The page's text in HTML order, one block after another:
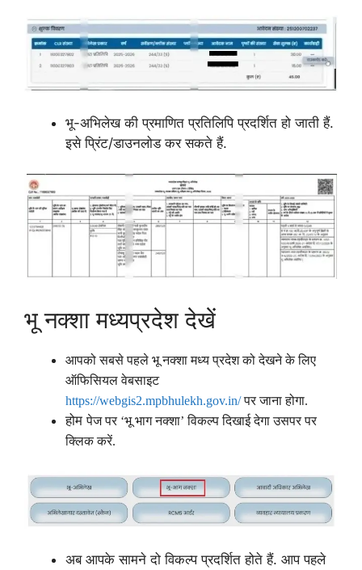
भू-अभिलेख की प्रमाणित प्रतिलिपि प्रदर्शित हो जाती हैं.
इसे प्रिंट/डाउनलोड कर सकते हैं.
भू नक्शा मध्यप्रदेश देखें
आपको सबसे पहले भू नक्शा मध्य प्रदेश को देखने के लिए
ऑफिसियल वेबसाइट
https://webgis2.mpbhulekh.gov.in/पर जाना होगा.
होमपेज पर ‘भू भाग नक्शा’ विकल्प दिखाई देगा उसपर पर
क्लिक करें.
अब आपके सामने दो विकल्प प्रदर्शित होते हैं. आप पहले